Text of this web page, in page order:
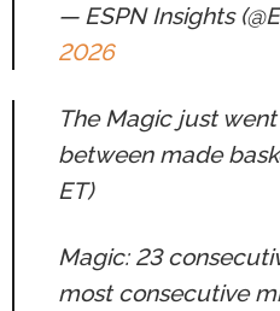
— ESPN Insights
2026
The Magic just
between made
ET)
Magic: 23
most consecutive